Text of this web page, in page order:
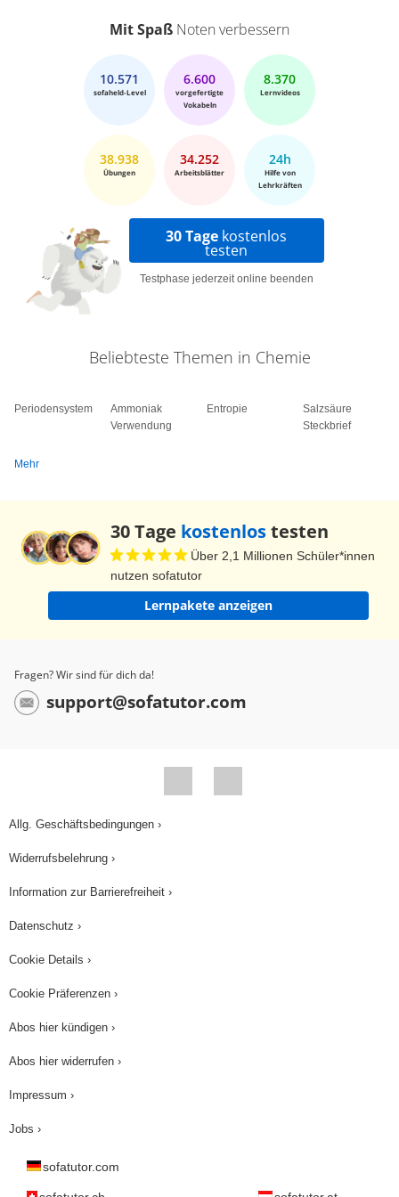
Mit Spaß Noten verbessern
10.571
sofaheld-Level
6.600
vorgefertigte
Vokabeln
8.370
Lernvideos
38.938
Übungen
34.252
Arbeitsblätter
24h
Hilfe von
Lehrkräften
30 Tage kostenlos
testen
Testphase jederzeit online beenden
Beliebteste Themen in Chemie
Periodensystem
Ammoniak
Verwendung
Entropie
Salzsäure
Steckbrief
Mehr
30 Tage kostenlostesten
Über 2,1 Millionen Schüler*innen
nutzen sofatutor
Lernpakete anzeigen
Fragen? Wir sind für dich da!
support@sofatutor.com
Allg. Geschäftsbedingungen ›
Widerrufsbelehrung ›
Information zur Barrierefreiheit ›
Datenschutz ›
Cookie Details ›
Cookie Präferenzen ›
Abos hier kündigen ›
Abos hier widerrufen ›
Impressum ›
Jobs ›
sofatutor.com